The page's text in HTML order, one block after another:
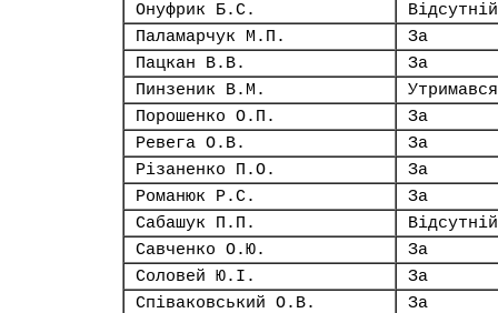
Онуфрик Б.С.
Відсутній
Паламарчук М.П.
За
Пацкан В.В.
За
Пинзеник В.М.
Утримався
Порошенко О.П.
За
Ревега О.В.
За
Різаненко П.О.
За
Романюк Р.С.
За
Сабашук П.П.
Відсутній
Савченко О.Ю.
За
Соловей Ю.І.
За
Співаковський О.В.
За